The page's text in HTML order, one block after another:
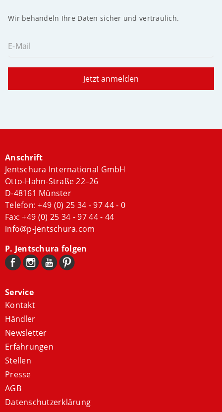
Wir behandeln Ihre Daten sicher und vertraulich.
E-Mail
Jetzt anmelden
Anschrift
Jentschura International GmbH
Otto-Hahn-Straße 22–26
D-48161 Münster
Telefon:+49 (0) 25 34 - 97 44 - 0
Fax: +49 (0) 25 34 - 97 44 - 44
info@p-jentschura.com
P. Jentschura folgen
Service
Kontakt
Händler
Newsletter
Erfahrungen
Stellen
Presse
AGB
Datenschutzerklärung